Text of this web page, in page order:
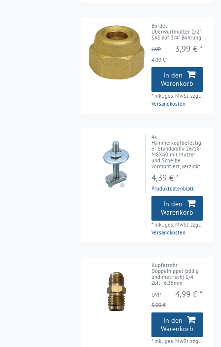
Bördel-
Überwurfmutter 1/2"
SAE auf 3/4" Bohrung
UVP
4,00 €
3,99 € *
In den
Warenkorb
* inkl. ges. MwSt.zzgl.
Versandkosten
4x
Hammerkopfbefestig
er Standardfix 26/28-
M8X40 mit Mutter
und Scheibe
vormontiert, verzinkt
Produktdatenblatt
4,39 € *
In den
Warenkorb
* inkl. ges. MwSt. zzgl.
Versandkosten
Kupferrohr
Doppelnippel (zöllig
und metrisch) 1/4
Zoll - 6.35mm
UVP
5,00 €
4,99 € *
In den
Warenkorb
* inkl. ges. MwSt.zzgl.